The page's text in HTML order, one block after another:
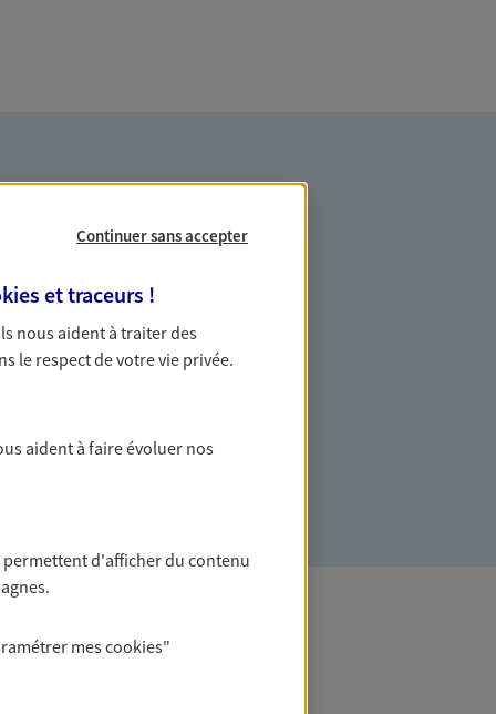
professionnels et les
mais aussi vous-même et
Continuer sans accepter
et traceurs !
nous aident à traiter des
le respect de votre vie privée.
aident à faire évoluer nos
d'afficher du contenu
mescookies"